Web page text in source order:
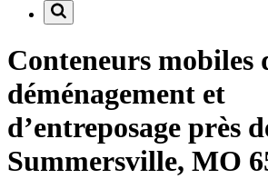
Conteneurs mobiles
déménagement et
d’entreposage près
Summersville, MO